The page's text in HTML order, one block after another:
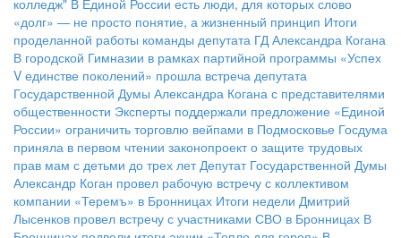
колледж" В Единой России есть люди, для которых слово
«долг» — не просто понятие, а жизненный принцип Итоги
проделанной работы команды депутата ГД Александра Когана
В городской Гимназии в рамках партийной программы «Успех
V единстве поколений» прошла встреча депутата
Государственной Думы Александра Когана с представителями
общественности Эксперты поддержали предложение «Единой
России» ограничить торговлю вейпами в Подмосковье Госдума
приняла в первом чтении законопроект о защите трудовых
прав мам с детьми до трех лет Депутат Государственной Думы
Александр Коган провел рабочую встречу с коллективом
компании «Теремъ» в Бронницах Итоги недели Дмитрий
Лысенков провел встречу с участниками СВО в Бронницах В